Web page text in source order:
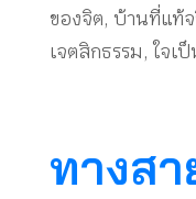
ของจิต, บ้านที่แท้
เจตสิกธรรม, ใจเ
ทางส